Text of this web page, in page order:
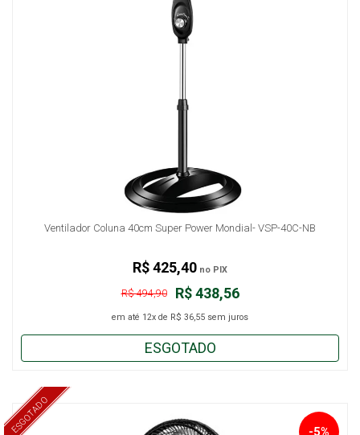
Ventilador Coluna 40cm Super Power Mondial- VSP-40C-NB
R$ 438,56
R$ 494,90
em até 12x de R$ 36,55 sem juros
R$ 425,40 no PIX
ESGOTADO
ESGOTADO -5%